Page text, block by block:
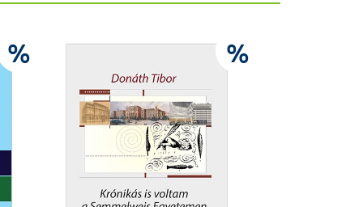
% %